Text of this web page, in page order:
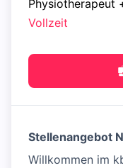
Physiotherapeut
Vollzeit
Stellenangebot
Willkommen im